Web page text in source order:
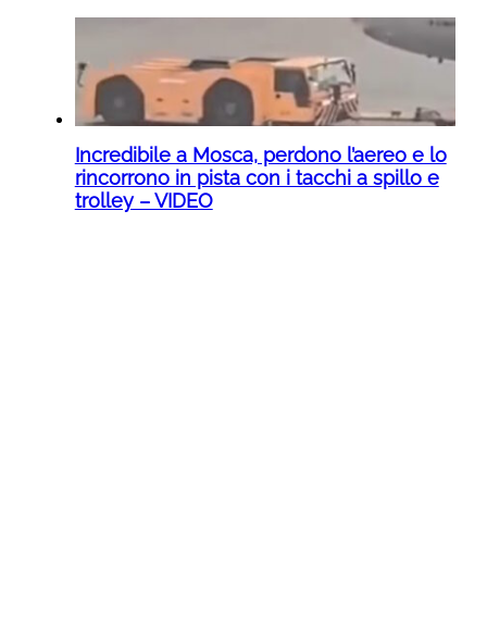
Incredibile a Mosca, perdono l’aereo e lo
rincorrono in pista con i tacchi a spillo e
trolley – VIDEO